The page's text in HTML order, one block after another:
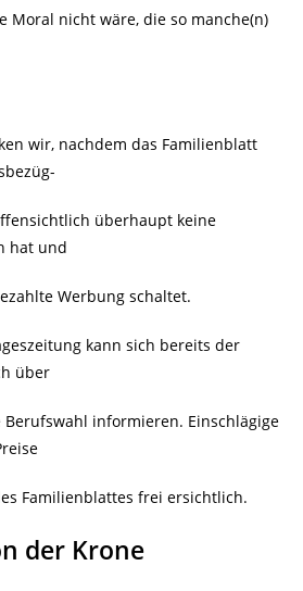
Moral nicht wäre, die so manche(n)
wir, nachdem das Familienblatt
überhaupt keine
hat und
Werbung schaltet.
kann sich bereits der
über
informieren. Einschlägige
Familienblattes frei ersichtlich.
der Krone